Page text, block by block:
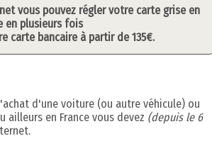
vous pouvez régler votre carte grise en
en plusieurs fois
carte bancaire à partir de 135€.
d'une voiture (ou autre véhicule) ou
ailleurs en France vous devez (depuis le 6